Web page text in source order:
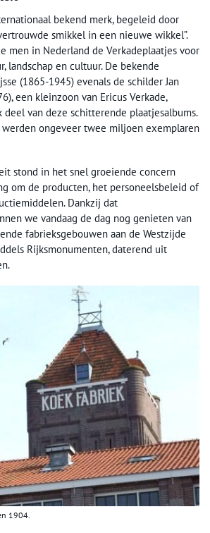
bekend merk, begeleid door
smikkel in een nieuwe wikkel”.
men in Nederland de Verkadeplaatjes voor
landschap en cultuur. De bekende
(1865-1945) evenals de schilder Jan
een kleinzoon van Ericus Verkade,
van deze schitterende plaatjesalbums.
werden ongeveer twee miljoen exemplaren
stond in het snel groeiende concern
om de producten, het personeelsbeleid of
Dankzij dat
we vandaag de dag nog genieten van
fabrieksgebouwen aan de Westzijde
Rijksmonumenten, daterend uit
1904.